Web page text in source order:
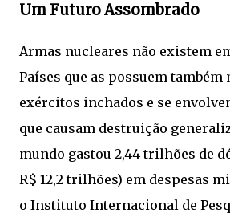
Um Futuro Assombrado
Armas nucleares não existem
Países que as possuem também
exércitos inchados e se
que causam destruição
mundo gastou 2,44 trilhões de
R$ 12,2 trilhões) em despesas
o Instituto Internacional de